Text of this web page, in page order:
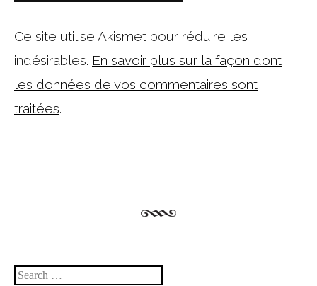
Ce site utilise Akismet pour réduire les
indésirables. En savoir plus sur la façon dont
les données de vos commentaires sont
traitées.
Search